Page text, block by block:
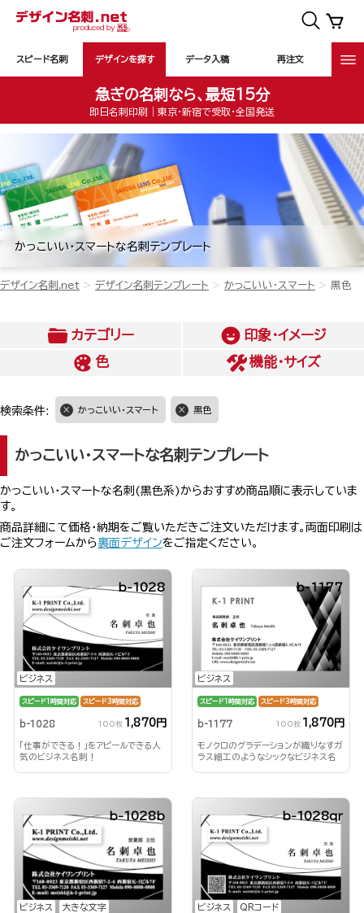
スピード名刺 デザインを探す データ入稿 再注文
急ぎの名刺なら、最短15分
即日名刺印刷｜東京・新宿で受取・全国発送
かっこいい・スマートな名刺テンプレート
デザイン名刺.net デザイン名刺テンプレート かっこいい・スマート 黒色
カテゴリー
印象・イメージ
色
機能・サイズ
検索条件: かっこいい・スマート 黒色
かっこいい・スマートな名刺テンプレート
かっこいい・スマートな名刺(黒色系)からおすすめ商品順に表示していま
す。
商品詳細にて価格・納期をご覧いただきご注文いただけます。両面印刷は
ご注文フォームから裏面デザインをご指定ください。
ビジネス
b-1028
スピード1時間対応 スピード3時間対応
b-1028 100枚 1,870円
「仕事ができる！」をアピールできる人
気のビジネス名刺！
ビジネス
b-1177
スピード1時間対応 スピード3時間対応
b-1177 100枚 1,870円
モノクロのグラデーションが織りなすガ
ラス細工のようなシックなビジネス名
ビジネス 大きな文字
b-1028b
ビジネス QRコード
b-1028qr